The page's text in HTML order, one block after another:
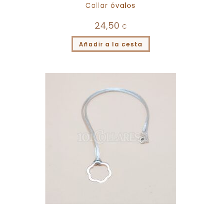
Collar óvalos
24,50 €
Añadir a la cesta